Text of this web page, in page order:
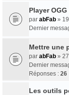
Player
par abFab »
Dernier
Mettre une
par abFab »
Dernier
Réponses : 26
Les outils